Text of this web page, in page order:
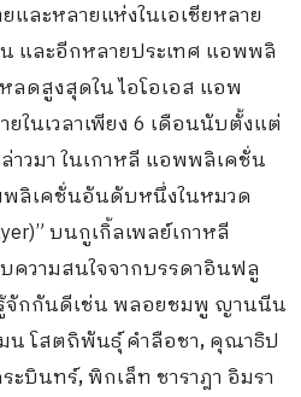
ละหลายแห่งในเอเชียหลาย
และอีกหลายประเทศ แอพพลิ
ดสูงสุดใน ไอโอเอส แอพ
ในเวลาเพียง 6 เดือนนับตั้งแต่
าวมา ในเกาหลี แอพพลิเคชั่น
ลิเคชั่นอันดับหนึ่งในหมวด
บนกูเกิ้ลเพลย์เกาหลี
ความสนใจจากบรรดาอินฟลู
จักกันดีเช่น พลอยชมพู ญานนีน
น โสตถิพันธุ์ คำลือชา,คุณาธิป
ะบินทร์,พิกเล็ท ชาราฎา อิมรา